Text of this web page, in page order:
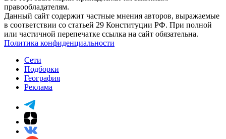
правообладателям.
Данный сайт содержит частные мнения авторов, выражаемые
в соответствии со статьей 29 Конституции РФ. При полной
или частичной перепечатке ссылка на сайт обязательна.
Политика конфиденциальности
Сети
Подборки
География
Реклама